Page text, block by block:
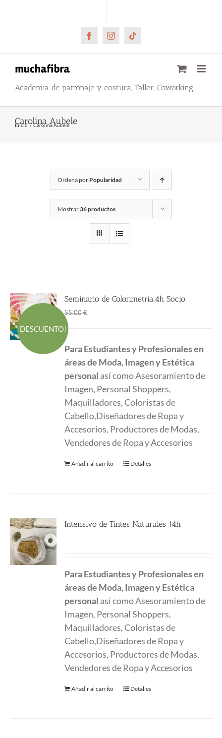
al
FacebookInstagramTiktok
Academia de patronaje y costura, Taller, Coworking
Carolina Aubele
Inicio Carolina Aubele
Ordena por Popularidad
Mostrar36 productos
DESCUENTO!
Seminario de Colorimetria.4h Socio
55.00€
era:
55.00 €.
es:
45.00 €.
Para Estudiantes y Profesionales en
áreas de Moda, Imagen y Estética
personal así como Asesoramiento de
Imagen, Personal Shoppers,
Maquilladores, Coloristas de
Cabello,Diseñadores de Ropa y
Accesorios, Productores de Modas,
Vendedores de Ropa y Accesorios
Añadir al carrito Detalles
Intensivo de Tintes Naturales 14h
Para Estudiantes y Profesionales en
áreas de Moda, Imagen y Estética
personal así como Asesoramiento de
Imagen, Personal Shoppers,
Maquilladores, Coloristas de
Cabello,Diseñadores de Ropa y
Accesorios, Productores de Modas,
Vendedores de Ropa y Accesorios
Añadir al carrito Detalles